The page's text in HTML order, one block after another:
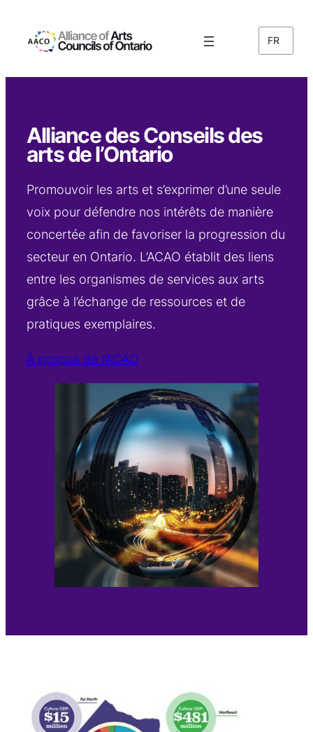
FR
Alliance des Conseils des
arts de l’Ontario
Promouvoir les arts et s’exprimer d’une seule
voix pour défendre nos intérêts de manière
concertée afin de favoriser la progression du
secteur en Ontario. L’ACAO établit des liens
entre les organismes de services aux arts
grâce à l’échange de ressources et de
pratiques exemplaires.
À propos de l’ACAO